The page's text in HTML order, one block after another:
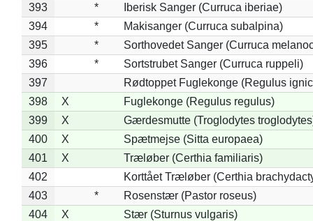
393
*
Iberisk Sanger (Curruca iberiae)
394
*
Makisanger (Curruca subalpina)
395
*
Sorthovedet Sanger (Curruca
396
*
Sortstrubet Sanger (Curruca ruppeli)
397
Rødtoppet Fuglekonge (Regulus
398
X
Fuglekonge (Regulus regulus)
399
X
Gærdesmutte (Troglodytes
400
X
Spætmejse (Sitta europaea)
401
X
Træløber (Certhia familiaris)
402
Korttået Træløber (Certhia
403
*
Rosenstær (Pastor roseus)
404
X
Stær (Sturnus vulgaris)